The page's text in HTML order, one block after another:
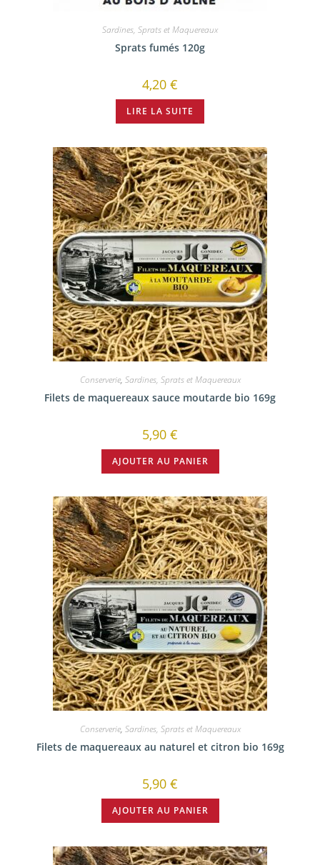
Sardines, Sprats et Maquereaux
Sprats fumés 120g
4,20 €
LIRE LA SUITE
Conserverie, Sardines, Sprats et Maquereaux
Filets de maquereaux sauce moutarde bio 169g
5,90 €
AJOUTER AU PANIER
Conserverie, Sardines, Sprats et Maquereaux
Filets de maquereaux au naturel et citron bio 169g
5,90 €
AJOUTER AU PANIER